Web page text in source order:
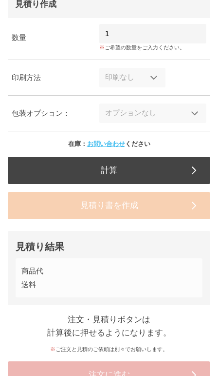
見積り作成
数量
ご希望の数量をご入力ください。
印刷方法
包装オプション：
在庫： お問い合わせください
計算
見積り書を作成
見積り結果
商品代
送料
注文・見積りボタンは
計算後に押せるようになります。
ご注文と見積のご依頼は別々でお願いします。